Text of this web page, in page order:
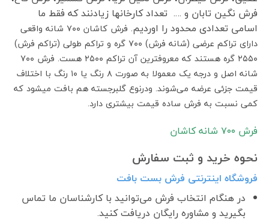
فرش نگین تابان و …. تعداد کارخانها زیادنند که فقط ما
اسامی تعدادی محدود را اوردیم.
فرش کاشان ۷۰۰ شانه واقعی
دارای تراکم عرضی (شانه فرش) ۷۰۰ گره و تراکم طولی (تراکم فرش)
۲۵۵۰ گره هستند که معروفترین آن تراکم ۲۵۰۰ هست. فرش ۷۰۰
شانه اصل و درجه یک معمولا به صورت ۸ رنگ یا ۱۰ رنگ با اختلاف
قیمت جزئی عرضه می‌شوند. ودرنوع گلبرجسته هم بافت میشود که
کمی نسبت به فرش ساده قیمت بیشتری دارد.
فرش ٧٠٠ شانه کاشان
نحوه خرید و ثبت سفارش
فروشگاه اینترنتی فرش بست بافت
در هنگام انتخاب فرش می‌توانید با کارشناسان ما تماس
بگیرید و مشاوره رایگان دریافت کنید.